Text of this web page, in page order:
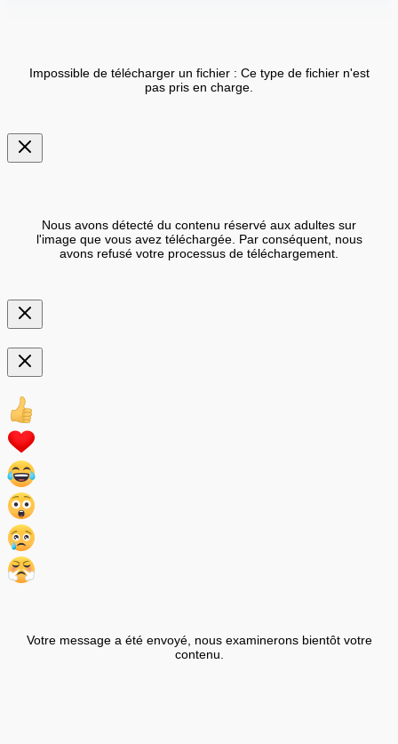
Impossible de télécharger un fichier : Ce type de fichier n'est
pas pris en charge.
Nous avons détecté du contenu réservé aux adultes sur
l'image que vous avez téléchargée. Par conséquent, nous
avons refusé votre processus de téléchargement.
Votre message a été envoyé, nous examinerons bientôt votre
contenu.